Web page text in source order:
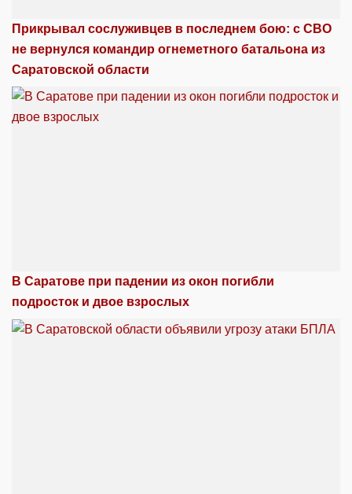
Прикрывал сослуживцев в последнем бою: с СВО
не вернулся командир огнеметного батальона из
Саратовской области
В Саратове при падении из окон погибли
подросток и двое взрослых